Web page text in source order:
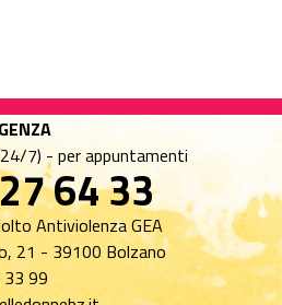
7) - per appuntamenti
64 33​​​​​
Antiviolenza GEA
21 - 39100 Bolzano
99